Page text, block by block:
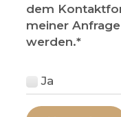
dem
meiner
werden.*
Ja